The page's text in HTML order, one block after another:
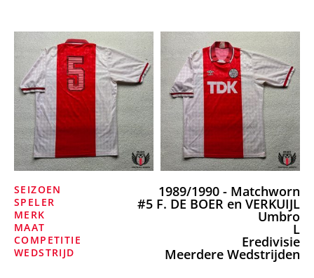
SEIZOEN 1989/1990 - Matchworn
SPELER #5 F. DE BOER en VERKUIJL
MERK Umbro
MAAT L
COMPETITIE Eredivisie
WEDSTRIJD Meerdere Wedstrijden